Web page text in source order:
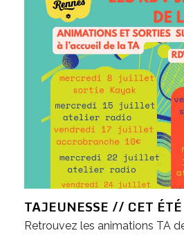
TAJEUNESSE // CET ÉTÉ
Retrouvez les animations TA